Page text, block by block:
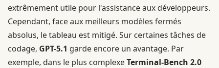
extrêmement utile pour l'assistance aux développeurs.
Cependant, face aux meilleurs modèles fermés
absolus, le tableau est mitigé. Sur certaines tâches de
codage, GPT-5.1 garde encore un avantage. Par
exemple, dans le plus complexeTerminal-Bench 2.0